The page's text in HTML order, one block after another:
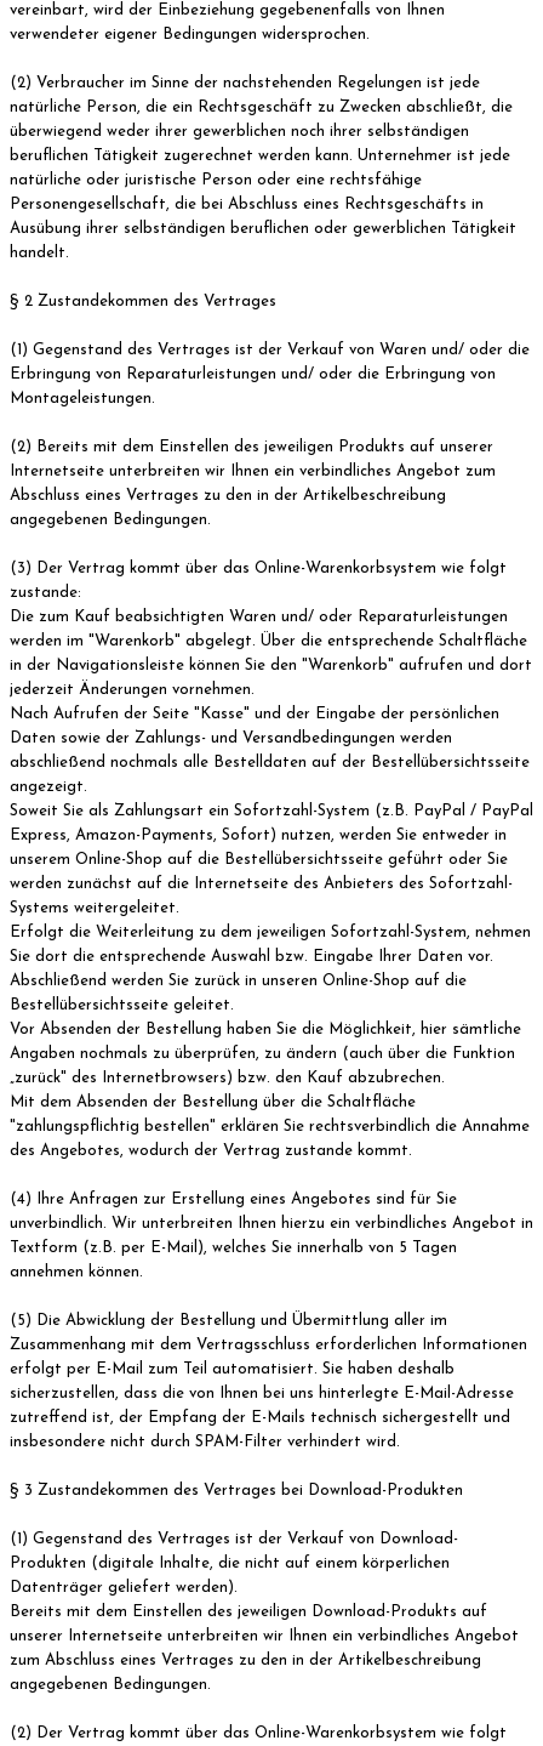
vereinbart, wird der Einbeziehung gegebenenfalls von Ihnen
verwendeter eigener Bedingungen widersprochen.
(2) Verbraucher im Sinne der nachstehenden Regelungen ist jede
natürliche Person, die ein Rechtsgeschäft zu Zwecken abschließt, die
überwiegend weder ihrer gewerblichen noch ihrer selbständigen
beruflichen Tätigkeit zugerechnet werden kann. Unternehmer ist jede
natürliche oder juristische Person oder eine rechtsfähige
Personengesellschaft, die bei Abschluss eines Rechtsgeschäfts in
Ausübung ihrer selbständigen beruflichen oder gewerblichen Tätigkeit
handelt.
§ 2 Zustandekommen des Vertrages
(1) Gegenstand des Vertrages ist der Verkauf von Waren und/ oder die
Erbringung von Reparaturleistungen und/ oder die Erbringung von
Montageleistungen.
(2) Bereits mit dem Einstellen des jeweiligen Produkts auf unserer
Internetseite unterbreiten wir Ihnen ein verbindliches Angebot zum
Abschluss eines Vertrages zu den in der Artikelbeschreibung
angegebenen Bedingungen.
(3) Der Vertrag kommt über das Online-Warenkorbsystem wie folgt
zustande:
Die zum Kauf beabsichtigten Waren und/ oder Reparaturleistungen
werden im "Warenkorb" abgelegt. Über die entsprechende Schaltfläche
in der Navigationsleiste können Sie den "Warenkorb" aufrufen und dort
jederzeit Änderungen vornehmen.
Nach Aufrufen der Seite "Kasse" und der Eingabe der persönlichen
Daten sowie der Zahlungs- und Versandbedingungen werden
abschließend nochmals alle Bestelldaten auf der Bestellübersichtsseite
angezeigt.
Soweit Sie als Zahlungsart ein Sofortzahl-System (z.B. PayPal / PayPal
Express, Amazon-Payments, Sofort) nutzen, werden Sie entweder in
unserem Online-Shop auf die Bestellübersichtsseite geführt oder Sie
werden zunächst auf die Internetseite des Anbieters des Sofortzahl-
Systems weitergeleitet.
Erfolgt die Weiterleitung zu dem jeweiligen Sofortzahl-System, nehmen
Sie dort die entsprechende Auswahl bzw. Eingabe Ihrer Daten vor.
Abschließend werden Sie zurück in unseren Online-Shop auf die
Bestellübersichtsseite geleitet.
Vor Absenden der Bestellung haben Sie die Möglichkeit, hier sämtliche
Angaben nochmals zu überprüfen, zu ändern (auch über die Funktion
„zurück" des Internetbrowsers) bzw. den Kauf abzubrechen.
Mit dem Absenden der Bestellung über die Schaltfläche
"zahlungspflichtig bestellen" erklären Sie rechtsverbindlich die Annahme
des Angebotes, wodurch der Vertrag zustande kommt.
(4) Ihre Anfragen zur Erstellung eines Angebotes sind für Sie
unverbindlich. Wir unterbreiten Ihnen hierzu ein verbindliches Angebot in
Textform (z.B. per E-Mail), welches Sie innerhalb von 5 Tagen
annehmen können.
(5) Die Abwicklung der Bestellung und Übermittlung aller im
Zusammenhang mit dem Vertragsschluss erforderlichen Informationen
erfolgt per E-Mail zum Teil automatisiert. Sie haben deshalb
sicherzustellen, dass die von Ihnen bei uns hinterlegte E-Mail-Adresse
zutreffend ist, der Empfang der E-Mails technisch sichergestellt und
insbesondere nicht durch SPAM-Filter verhindert wird.
§ 3 Zustandekommen des Vertrages bei Download-Produkten
(1) Gegenstand des Vertrages ist der Verkauf von Download-
Produkten (digitale Inhalte, die nicht auf einem körperlichen
Datenträger geliefert werden).
Bereits mit dem Einstellen des jeweiligen Download-Produkts auf
unserer Internetseite unterbreiten wir Ihnen ein verbindliches Angebot
zum Abschluss eines Vertrages zu den in der Artikelbeschreibung
angegebenen Bedingungen.
(2) Der Vertrag kommt über das Online-Warenkorbsystem wie folgt